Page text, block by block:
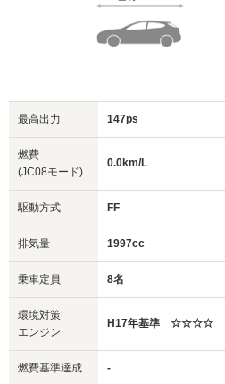
最高出力 147ps
燃費
(JC08モード)
0.0km/L
駆動方式 FF
排気量 1997cc
乗車定員 8名
環境対策
エンジン
H17年基準 ☆☆☆☆
燃費基準達成 -